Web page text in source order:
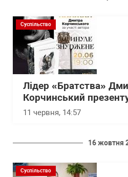
Суспільство
Лідер «Братства»
Корчинський
11 червня, 14:57
16 жовтня
Суспільство